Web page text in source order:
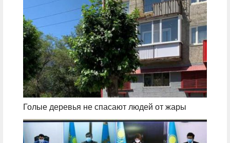
Голые деревья не спасают людей от жары